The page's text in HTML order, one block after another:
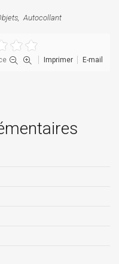
Autocollant
Imprimer E-mail